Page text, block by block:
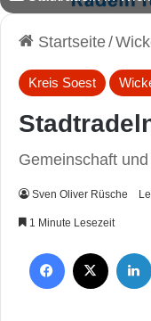
Startseite/
Kreis Soest
Gemeinschaft
Sven Oliver Rüsche
1 Minute Lesezeit